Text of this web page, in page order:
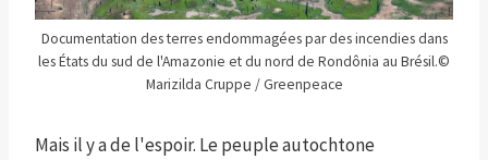
Documentation des terres endommagées par des incendies dans
les États du sud de l'Amazonie et du nord de Rondônia au Brésil.©
Marizilda Cruppe / Greenpeace
Mais il y a de l'espoir. Le peuple autochtone